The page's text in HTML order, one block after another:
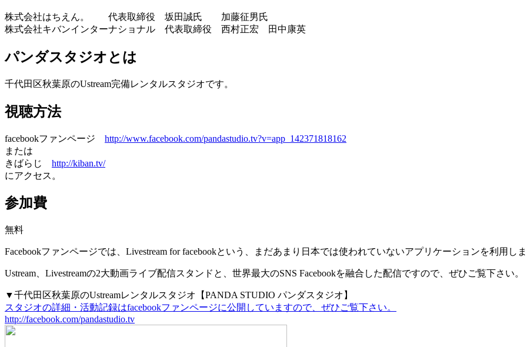
株式会社はちえん。 代表取締役 坂田誠氏 加藤征男氏
株式会社キバンインターナショナル 代表取締役 西村正宏 田中康英
パンダスタジオとは
千代田区秋葉原のUstream完備レンタルスタジオです。
視聴方法
facebookファンページ http://www.facebook.com/pandastudio.tv?v=app_142371818162
または
きばらじ http://kiban.tv/
にアクセス。
参加費
無料
Facebookファンページでは、Livestream for facebookという、まだあまり日本では使われていないアプリケーションを利用し
Ustream、Livestreamの2大動画ライブ配信スタンドと、世界最大のSNS Facebookを融合した配信ですので、ぜひご覧下さい。
▼千代田区秋葉原のUstreamレンタルスタジオ【PANDA STUDIO パンダスタジオ】
スタジオの詳細・活動記録はfacebookファンページに公開していますので、ぜひご覧下さい。
http://facebook.com/pandastudio.tv